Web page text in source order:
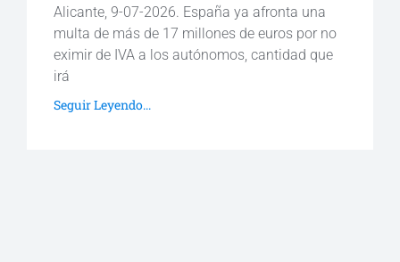
Alicante, 9-07-2026. España ya afronta una
multa de más de 17 millones de euros por no
eximir de IVA a los autónomos, cantidad que
irá
Seguir Leyendo...